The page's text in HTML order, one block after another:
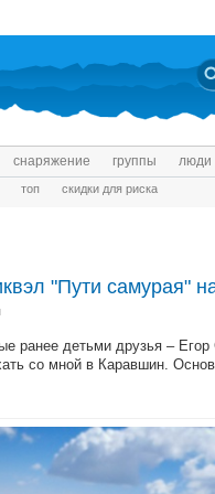
снаряжение группы люди
топ скидки для риска
"Пути самурая"
ранее детьми друзья –
со мной в Каравшин.